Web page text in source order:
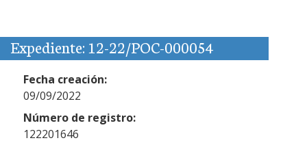
Expediente: 12-22/POC-000054
Fecha creación:
09/09/2022
Número de registro:
122201646